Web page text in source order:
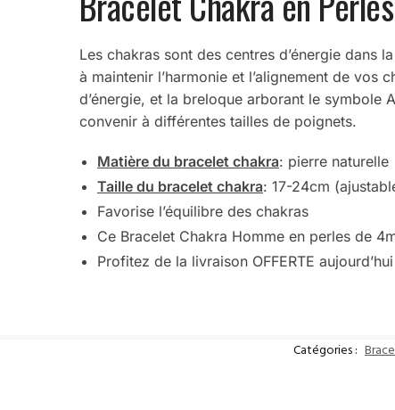
Les chakras sont des centres d’énergie dans
à maintenir l’harmonie et l’alignement de
d’énergie, et la breloque arborant le symbole
convenir à différentes tailles de poignets.
Matière du bracelet chakra: pierre naturelle
Taille du bracelet chakra: 17-24cm
Favorise l’équilibre des chakras
Ce Bracelet Chakra Homme en perles de
Profitez de la livraison OFFERTE aujourd’hui
Catégories :